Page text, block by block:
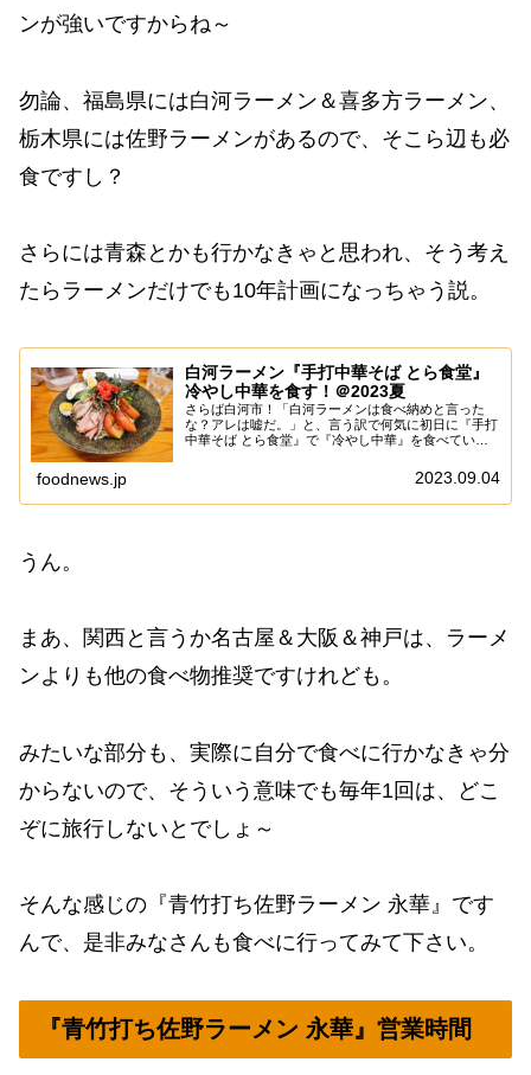
ンが強いですからね～
勿論、福島県には白河ラーメン＆喜多方ラーメン、
栃木県には佐野ラーメンがあるので、そこら辺も必
食ですし？
さらには青森とかも行かなきゃと思われ、そう考え
たらラーメンだけでも10年計画になっちゃう説。
白河ラーメン『手打中華そば とら食堂』
冷やし中華を食す！＠2023夏
さらば白河市！「白河ラーメンは食べ納めと言った
な？アレは嘘だ。」と、言う訳で何気に初日に『手打
中華そば とら食堂』で『冷やし中華』を食べていた
とら食堂』って新白河駅からも遠いし、待ち時間も半
foodnews.jp 2023.09.04
うん。
まあ、関西と言うか名古屋＆大阪＆神戸は、ラーメ
ンよりも他の食べ物推奨ですけれども。
みたいな部分も、実際に自分で食べに行かなきゃ分
からないので、そういう意味でも毎年1回は、どこ
ぞに旅行しないとでしょ～
そんな感じの『青竹打ち佐野ラーメン 永華』です
んで、是非みなさんも食べに行ってみて下さい。
『青竹打ち佐野ラーメン 永華』営業時間